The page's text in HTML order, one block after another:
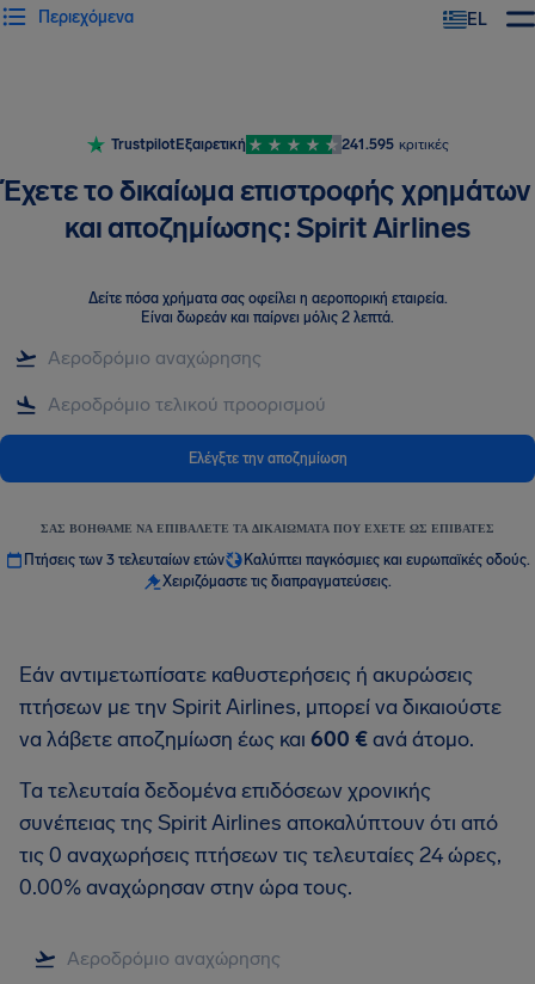
EL
Περιεχόμενα
TrustpilotΕξαιρετική 241.595 κριτικές
Έχετε το δικαίωμα επιστροφής χρημάτων
και αποζημίωσης: Spirit Airlines
Δείτε πόσα χρήματα σας οφείλει η αεροπορική εταιρεία.
Είναι δωρεάν και παίρνει μόλις 2 λεπτά.
Ελέγξτε την αποζημίωση
ΣΑΣ ΒΟΗΘΆΜΕ ΝΑ ΕΠΙΒΆΛΕΤΕ ΤΑ ΔΙΚΑΙΏΜΑΤΑ ΠΟΥ ΈΧΕΤΕ ΩΣ ΕΠΙΒΆΤΕΣ
Πτήσεις των 3 τελευταίων ετών
Καλύπτει παγκόσμιες και ευρωπαϊκές οδούς.
Χειριζόμαστε τις διαπραγματεύσεις.
Εάν αντιμετωπίσατε καθυστερήσεις ή ακυρώσεις
πτήσεων με την Spirit Airlines, μπορεί να δικαιούστε
να λάβετε αποζημίωση έως και 600 €ανά άτομο.
Τα τελευταία δεδομένα επιδόσεων χρονικής
συνέπειας της Spirit Airlines αποκαλύπτουν ότι από
τις 0 αναχωρήσεις πτήσεων τις τελευταίες 24 ώρες,
0.00% αναχώρησαν στην ώρα τους.